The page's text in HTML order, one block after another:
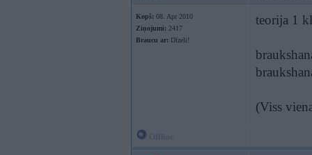
Kopš: 08. Apr 2010
Ziņojumi: 2417
Braucu ar: Dīzeli!
teorija 1
(Viss